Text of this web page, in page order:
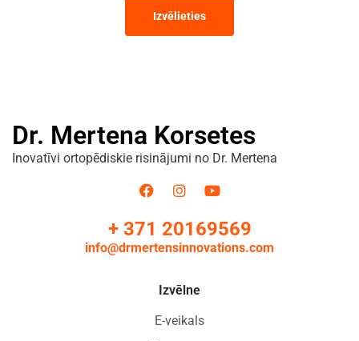
Izvēlieties
Dr. Mertena Korsetes
Inovatīvi ortopēdiskie risinājumi no Dr. Mertena
+ 371 20169569
info@drmertensinnovations.com
Izvēlne
E-veikals